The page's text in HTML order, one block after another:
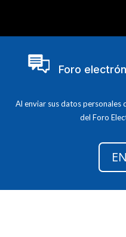
Foro
Al enviar sus datos personales
del Foro